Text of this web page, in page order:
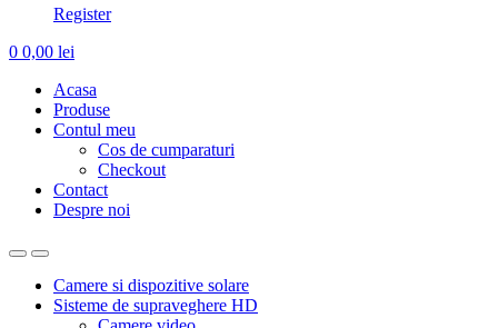
Register
0 0,00 lei
Acasa
Produse
Contul meu
Cos de cumparaturi
Checkout
Contact
Despre noi
Camere si dispozitive solare
Sisteme de supraveghere HD